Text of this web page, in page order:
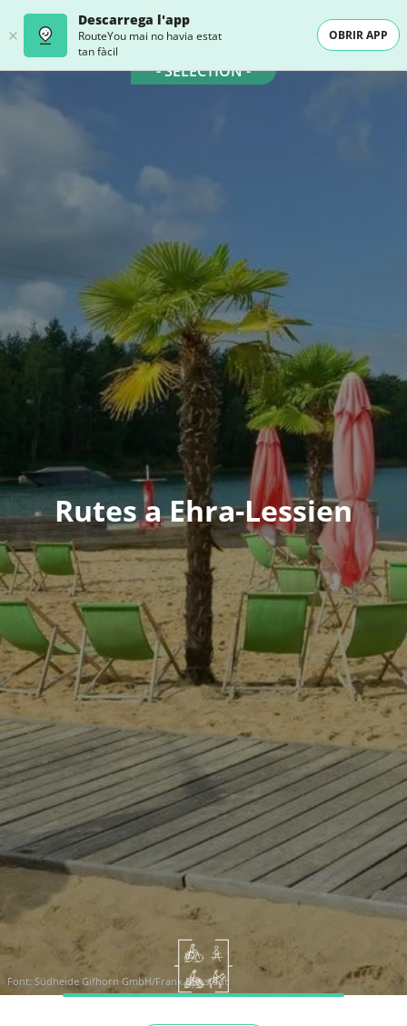
Descarrega l'app
RouteYou mai no havia estat
tan fàcil
OBRIR APP
- SELECTION -
Rutes a Ehra-Lessien
Font: Südheide Gifhorn GmbH/Frank Bierstedt